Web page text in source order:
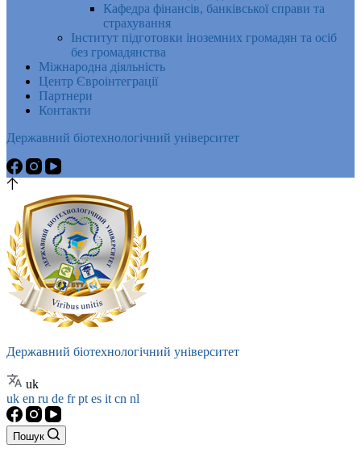
Кафедра фінансів, банківської справи та
страхування
Інститут підготовки іноземних громадян та осіб
без громадянства
Міжнародна діяльність
Центр Євроінтеграції
Партнери
Контакти
Державний біотехнологічний університет
Державний біотехнологічний університет
uk
uk en ru de frpt es it cn nl
Пошук